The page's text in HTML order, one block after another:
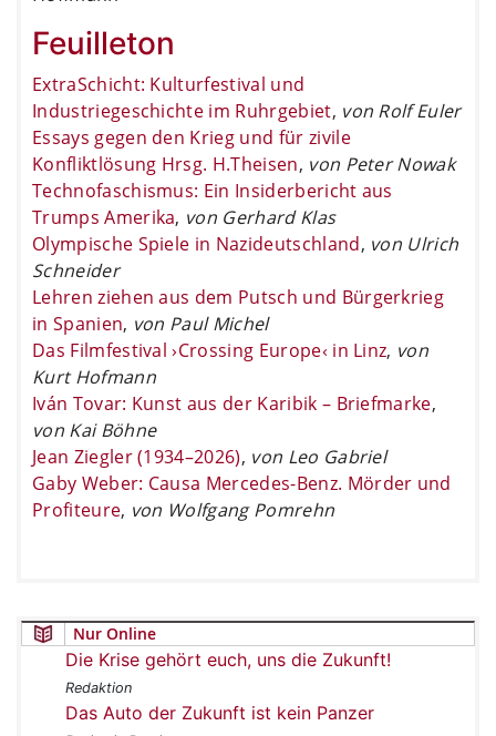
Feuilleton
ExtraSchicht: Kulturfestival und
Industriegeschichte im Ruhrgebiet, von Rolf Euler
Essays gegen den Krieg und für zivile
Konfliktlösung Hrsg. H.Theisen, von Peter Nowak
Technofaschismus: Ein Insiderbericht aus
Trumps Amerika, von Gerhard Klas
Olympische Spiele in Nazideutschland, von Ulrich
Schneider
Lehren ziehen aus dem Putsch und Bürgerkrieg
in Spanien, von Paul Michel
Das Filmfestival ›Crossing Europe‹ in Linz, von
Kurt Hofmann
Iván Tovar: Kunst aus der Karibik – Briefmarke,
von Kai Böhne
Jean Ziegler (1934–2026), von Leo Gabriel
Gaby Weber: Causa Mercedes-Benz. Mörder und
Profiteure, von Wolfgang Pomrehn
Nur Online
Die Krise gehört euch, uns die Zukunft!
Redaktion
Das Auto der Zukunft ist kein Panzer